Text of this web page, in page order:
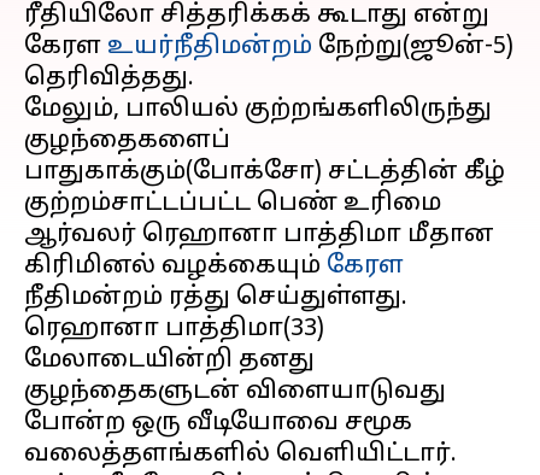
ரீதியிலோ சித்தரிக்கக் கூடாது என்று
கேரள உயர்நீதிமன்றம் நேற்று(ஜூன்-5)
தெரிவித்தது.
மேலும், பாலியல் குற்றங்களிலிருந்து
குழந்தைகளைப்
பாதுகாக்கும்(போக்சோ) சட்டத்தின் கீழ்
குற்றம்சாட்டப்பட்ட பெண் உரிமை
ஆர்வலர் ரெஹானா பாத்திமா மீதான
கிரிமினல் வழக்கையும் கேரள
நீதிமன்றம் ரத்து செய்துள்ளது.
ரெஹானா பாத்திமா(33)
மேலாடையின்றி தனது
குழந்தைகளுடன் விளையாடுவது
போன்ற ஒரு வீடியோவை சமூக
வலைத்தளங்களில் வெளியிட்டார்.